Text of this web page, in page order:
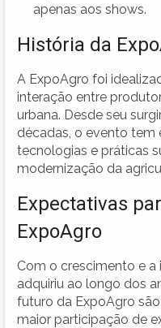
apenas aos shows.
História da
A ExpoAgro foi
interação entre
urbana. Desde seu
décadas, o evento tem
tecnologias e práticas
modernização da
Expectativas
ExpoAgro
Com o crescimento e
adquiriu ao longo dos
futuro da ExpoAgro
maior participação de